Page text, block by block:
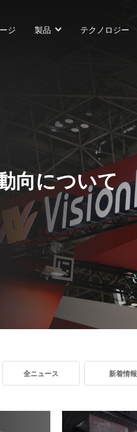
ジ 製品 テクノロジー
VNP 30
VNP 30
VNP15(VL)-66
VNP20(VL)-66
VNP15(VL)-07
VNP20(VL)-07
向について
全ニュース 新着情報